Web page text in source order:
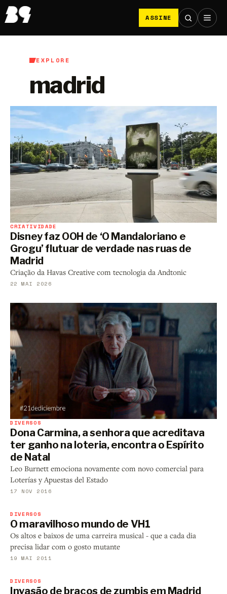
ASSINE
EXPLORE
madrid
CRIATIVIDADE
Disney faz OOH de ‘O Mandaloriano e
Grogu’ flutuar de verdade nas ruas de
Madrid
Criação da Havas Creative com tecnologia da Andtonic
22 MAI 2026
DIVERSOS
Dona Carmina, a senhora que acreditava
ter ganho na loteria, encontra o Espírito
de Natal
Leo Burnett emociona novamente com novo comercial para
Loterías y Apuestas del Estado
17 NOV 2016
DIVERSOS
O maravilhoso mundo de VH1
Os altos e baixos de uma carreira musical - que a cada dia
precisa lidar com o gosto mutante
19 MAI 2011
DIVERSOS
Invasão de braços de zumbis em Madrid